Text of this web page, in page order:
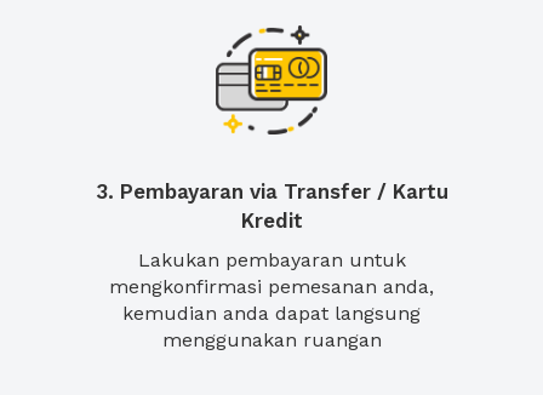
3. Pembayaran via Transfer / Kartu
Kredit
Lakukan pembayaran untuk
mengkonfirmasi pemesanan anda,
kemudian anda dapat langsung
menggunakan ruangan